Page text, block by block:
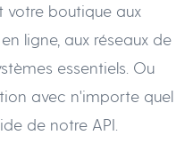
votre boutique aux
ligne, aux réseaux de
essentiels. Ou
avec n'importe quel
de notre API.